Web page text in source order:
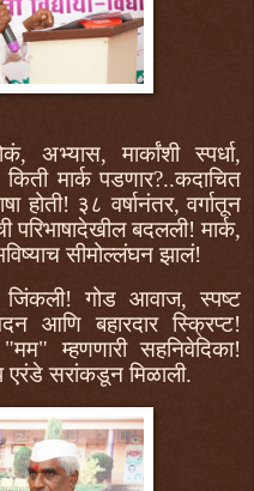
अभ्यास, मार्कांशी स्पर्धा,
किती मार्क पडणार?..कदाचित
होती! ३८ वर्षानंतर, वर्गातून
परिभाषादेखील बदलली! मार्क,
सीमोल्लंघन झालं!
जिंकली! गोड आवाज, स्पष्ट
आणि बहारदार स्क्रिप्ट!
म्हणणारी सहनिवेदिका!
एरंडे सरांकडून मिळाली.